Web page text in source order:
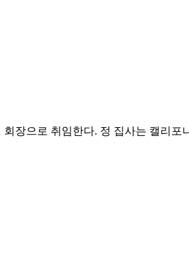
장으로 취임한다. 정 집사는 캘리